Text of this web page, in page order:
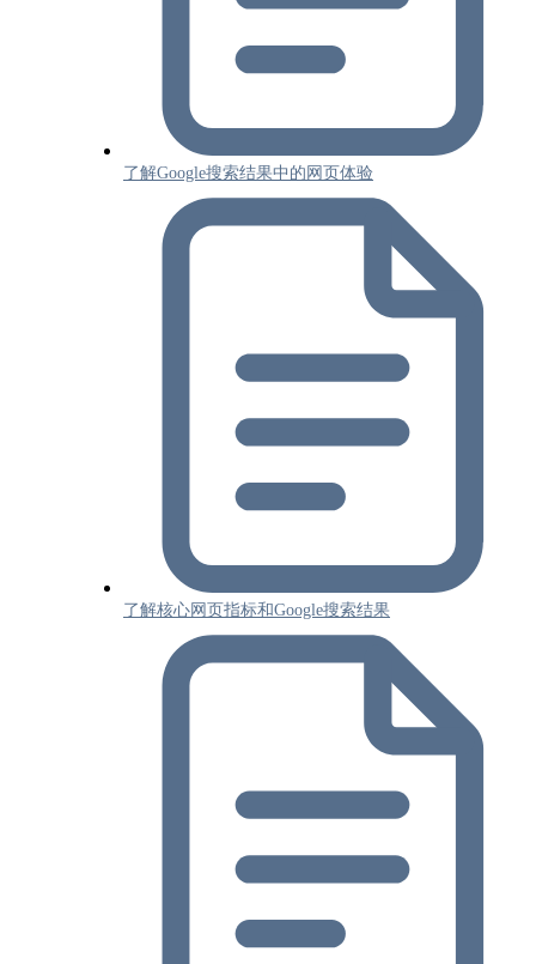
预防和监控滥用行为
针对特定网站的指南
电子商务网站
国际网站和多语言网站
了解Google搜索结果中的网页体验
了解核心网页指标和Google搜索结果